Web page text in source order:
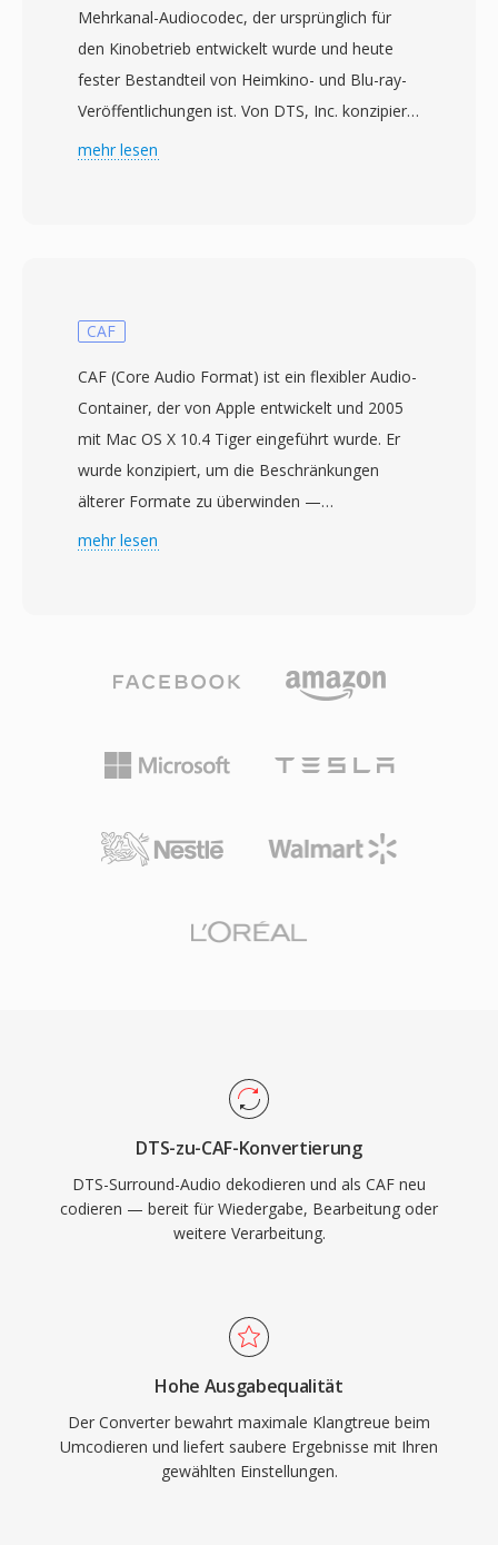
Mehrkanal-Audiocodec, der ursprünglich für
den Kinobetrieb entwickelt wurde und heute
fester Bestandteil von Heimkino- und Blu-ray-
Veröffentlichungen ist. Von DTS, Inc. konzipiert
und erstmals 1993 beim Kinostart von Jurassic
Modellierung setzen, weist DTS jedem Kanal
feinere räumliche Details und leise
Dynamiknuancen. Das Format kodiert Audio
mittels Subband-ADPCM in Kombination mit
Vektorquantisierung und erzeugt ein
erweiterte Variante DTS-HD Master Audio
Hardware-Verbreitung in AV-Receivern,
Fehlerverdeckung, die kleinere Disc- oder
Surround-Sound-Inhalten für physische Medien
oder hochwertiges Streaming arbeiten, bietet
mehr lesen
CAF
CAF (Core Audio Format) ist ein flexibler Audio-
Container, der von Apple entwickelt und 2005
mit Mac OS X 10.4 Tiger eingeführt wurde. Er
wurde konzipiert, um die Beschränkungen
älterer Formate zu überwinden —
insbesondere die 4-GB-
lineares PCM, IMA ADPCM und weitere — in
basierte Architektur speichert Audio zusammen
mit umfangreichen Metadaten wie Kanal-
MIDI-Daten. Ein entscheidender Vorteil liegt im
stundenlang kontinuierlich aufnehmen, ohne an
komprimierte Sprache beherbergen kann.
Apples Core Audio-Framework bietet native
Unterstützung unter macOS und iOS und
gewährleistet latenzarme Wiedergabe in
professionellen Anwendungen wie Logic Pro
und Final Cut Pro. Für Apple-Workflows, die
mehr lesen
DTS-zu-CAF-Konvertierung
DTS-Surround-Audio dekodieren und als CAF neu
codieren — bereit für Wiedergabe, Bearbeitung oder
weitere Verarbeitung.
Hohe Ausgabequalität
Der Converter bewahrt maximale Klangtreue beim
Umcodieren und liefert saubere Ergebnisse mit Ihren
gewählten Einstellungen.